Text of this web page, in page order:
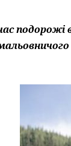
подорожі